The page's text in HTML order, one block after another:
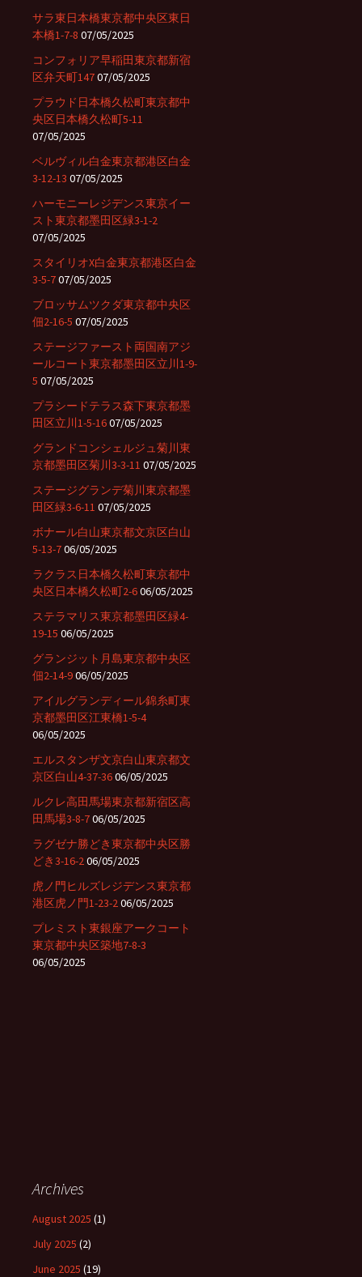
サラ東日本橋東京都中央区東日
本橋1-7-8 07/05/2025
コンフォリア早稲田東京都新宿
区弁天町14707/05/2025
プラウド日本橋久松町東京都中
央区日本橋久松町5-11
07/05/2025
ベルヴィル白金東京都港区白金
3-12-13 07/05/2025
ハーモニーレジデンス東京イー
スト東京都墨田区緑3-1-2
07/05/2025
スタイリオX白金東京都港区白金
3-5-707/05/2025
ブロッサムツクダ東京都中央区
佃2-16-5 07/05/2025
ステージファースト両国南アジ
ールコート東京都墨田区立川1-9-
5 07/05/2025
プラシードテラス森下東京都墨
田区立川1-5-1607/05/2025
グランドコンシェルジュ菊川東
京都墨田区菊川3-3-11 07/05/2025
ステージグランデ菊川東京都墨
田区緑3-6-11 07/05/2025
ボナール白山東京都文京区白山
5-13-706/05/2025
ラクラス日本橋久松町東京都中
央区日本橋久松町2-606/05/2025
ステラマリス東京都墨田区緑4-
19-15 06/05/2025
グランジット月島東京都中央区
佃2-14-906/05/2025
アイルグランディール錦糸町東
京都墨田区江東橋1-5-4
06/05/2025
エルスタンザ文京白山東京都文
京区白山4-37-3606/05/2025
ルクレ高田馬場東京都新宿区高
田馬場3-8-706/05/2025
ラグゼナ勝どき東京都中央区勝
どき3-16-206/05/2025
虎ノ門ヒルズレジデンス東京都
港区虎ノ門1-23-206/05/2025
プレミスト東銀座アークコート
東京都中央区築地7-8-3
06/05/2025
Archives
August 2025 (1)
July 2025 (2)
June 2025 (19)